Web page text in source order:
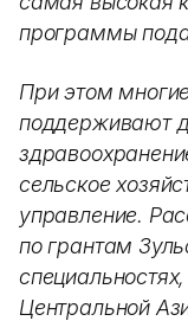
программы
При этом
поддерживают
сельское
управление.
по грантам
Центральной